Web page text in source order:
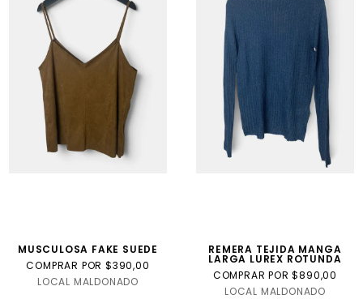
MUSCULOSA FAKE SUEDE
COMPRAR POR $390,00
LOCAL MALDONADO
REMERA TEJIDA MANGA
LARGA LUREX ROTUNDA
COMPRAR POR $890,00
LOCAL MALDONADO